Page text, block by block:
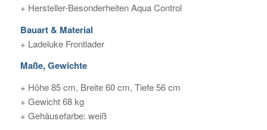
+ Hersteller-Besonderheiten Aqua Control
Bauart & Material
+ Ladeluke Frontlader
Maße, Gewichte
+ Höhe 85 cm, Breite 60 cm, Tiefe 56 cm
+ Gewicht 68 kg
+ Gehäusefarbe: weiß